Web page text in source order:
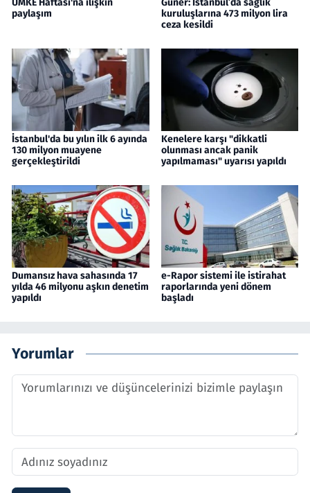
UMKE Haftası'na ilişkin
paylaşım
Güner: İstanbul’da sağlık
kuruluşlarına 473 milyon lira
ceza kesildi
İstanbul'da bu yılın ilk 6 ayında
130 milyon muayene
gerçekleştirildi
Kenelere karşı "dikkatli
olunması ancak panik
yapılmaması" uyarısı yapıldı
Dumansız hava sahasında 17
yılda 46 milyonu aşkın denetim
yapıldı
e-Rapor sistemi ile istirahat
raporlarında yeni dönem
başladı
Yorumlar